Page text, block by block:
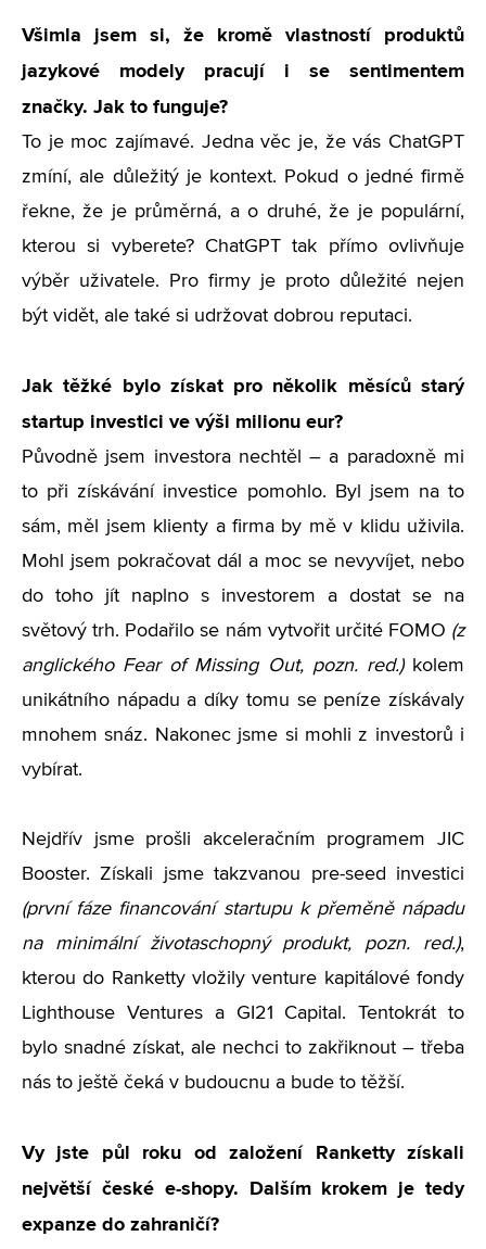
Všimla jsem si, že kromě vlastností produktů
jazykové modely pracují i se sentimentem
značky. Jak to funguje?
To je moc zajímavé. Jedna věc je, že vás ChatGPT
zmíní, ale důležitý je kontext. Pokud o jedné firmě
řekne, že je průměrná, a o druhé, že je populární,
kterou si vyberete? ChatGPT tak přímo ovlivňuje
výběr uživatele. Pro firmy je proto důležité nejen
být vidět, ale také si udržovat dobrou reputaci.
Jak těžké bylo získat pro několik měsíců starý
startup investici ve výši milionu eur?
Původně jsem investora nechtěl – a paradoxně mi
to při získávání investice pomohlo. Byl jsem na to
sám, měl jsem klienty a firma by mě v klidu uživila.
Mohl jsem pokračovat dál a moc se nevyvíjet, nebo
do toho jít naplno s investorem a dostat se na
světový trh. Podařilo se nám vytvořit určité FOMO (z
anglického Fear of Missing Out, pozn. red.)kolem
unikátního nápadu a díky tomu se peníze získávaly
mnohem snáz. Nakonec jsme si mohli z investorů i
vybírat.
Nejdřív jsme prošli akceleračním programem JIC
Booster. Získali jsme takzvanou pre-seed investici
(první fáze financování startupu k přeměně nápadu
na minimální životaschopný produkt, pozn. red.),
kterou do Ranketty vložily venture kapitálové fondy
Lighthouse Ventures a GI21 Capital. Tentokrát to
bylo snadné získat, ale nechci to zakřiknout – třeba
nás to ještě čeká v budoucnu a bude to těžší.
Vy jste půl roku od založení Ranketty získali
největší české e-shopy. Dalším krokem je tedy
expanze do zahraničí?